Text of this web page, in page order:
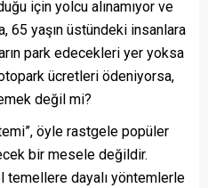
için yolcu alınamıyor ve
65 yaşın üstündeki insanlara
park edecekleri yer yoksa
ücretleri ödeniyorsa,
değil mi?
öyle rastgele popüler
bir mesele değildir.
temellere dayalı yöntemlerle